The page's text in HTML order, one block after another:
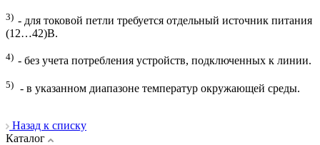
3) - для токовой петли требуется отдельный источник питания
(12…42)В.
4) - без учета потребления устройств, подключенных к линии.
5) - в указанном диапазоне температур окружающей среды.
Назад к списку
Каталог